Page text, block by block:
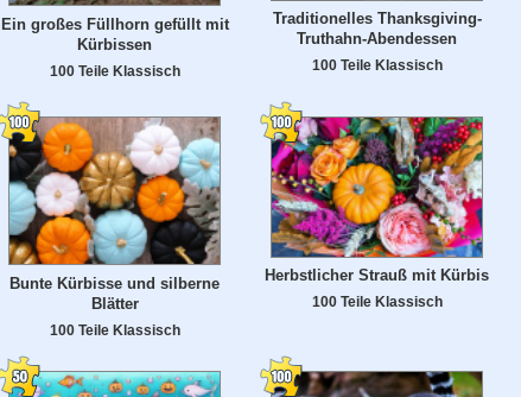
Ein großes Füllhorn gefüllt mit
Kürbissen
100 Teile Klassisch
Traditionelles Thanksgiving-
Truthahn-Abendessen
100 Teile Klassisch
Bunte Kürbisse und silberne
Blätter
100 Teile Klassisch
Herbstlicher Strauß mit Kürbis
100 Teile Klassisch